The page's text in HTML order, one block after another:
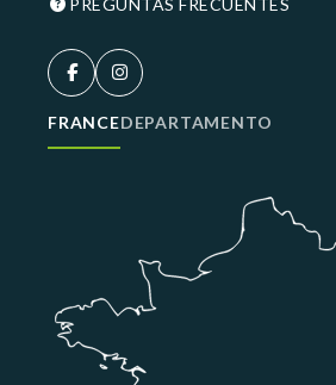
PREGUNTAS FRECUENTES
FRANCEDEPARTAMENTO